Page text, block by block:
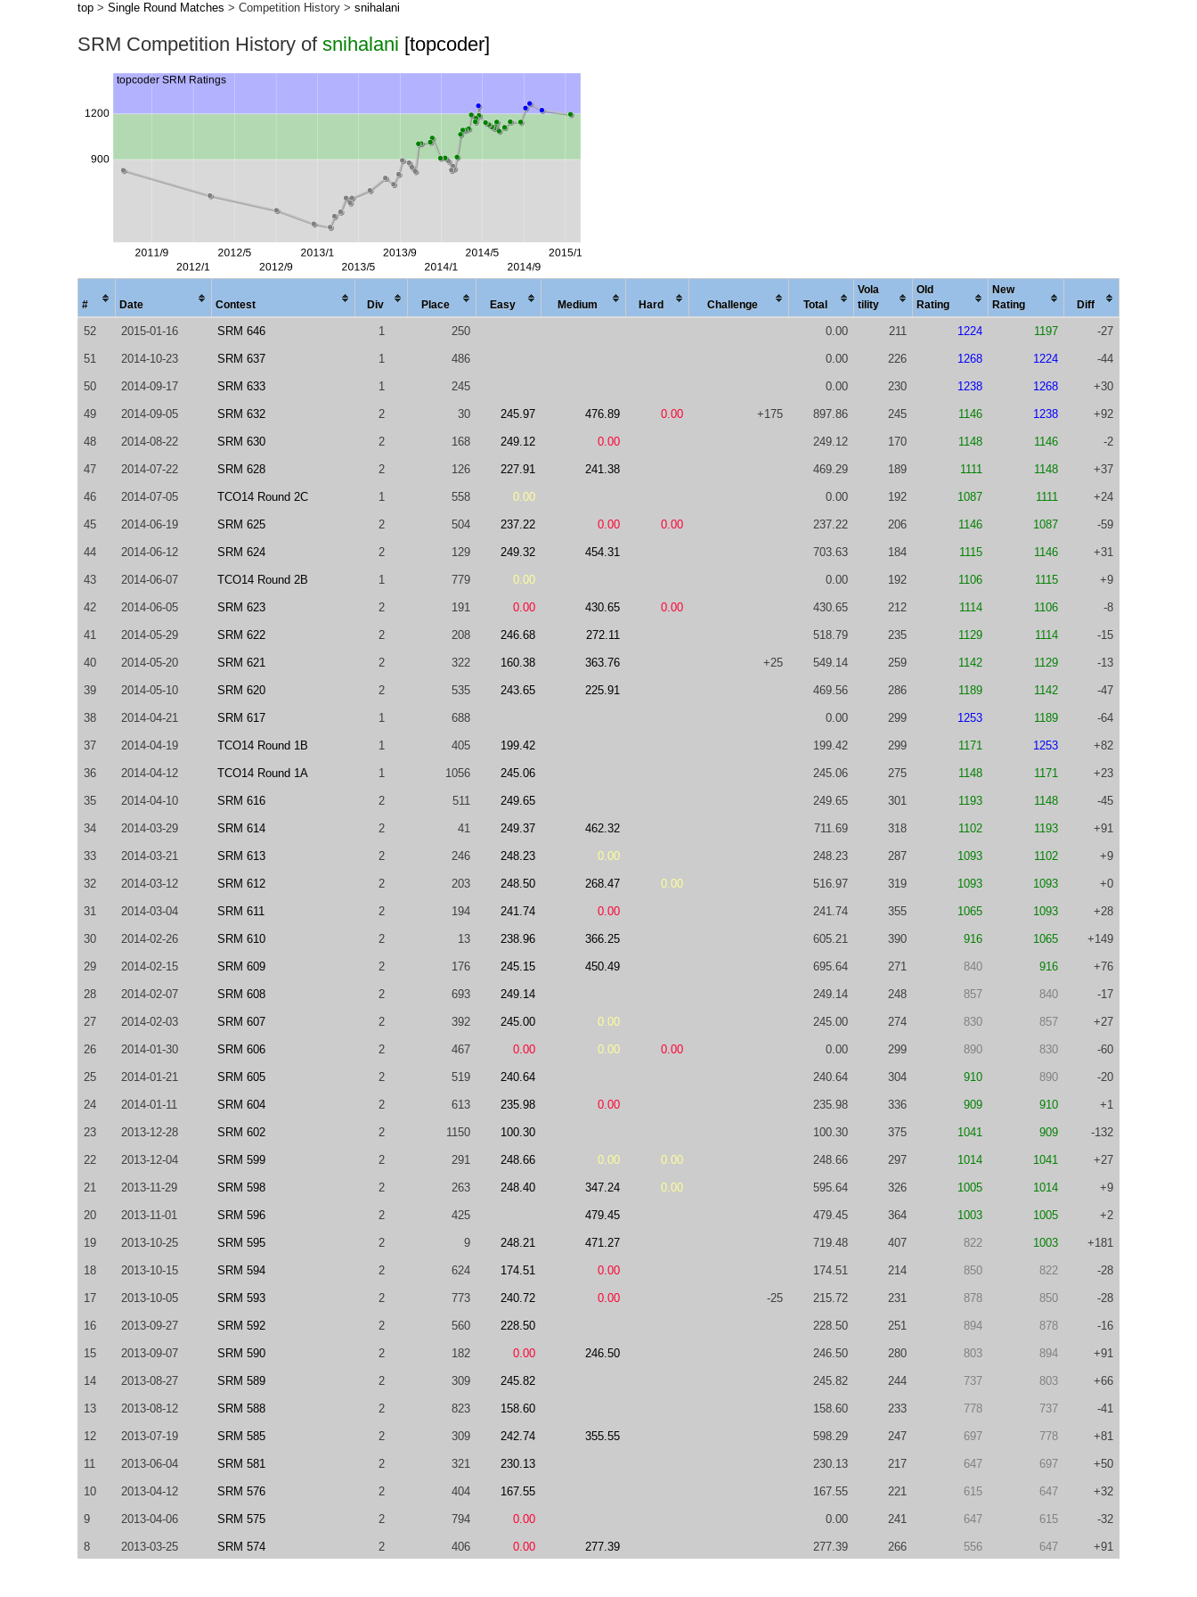
top > Single Round Matches > Competition History > snihalani
SRM Competition History of snihalani [topcoder]
# Date Contest Div Place Easy Medium Hard Chal lenge Total
Vola
tility
Old
Rating
New
Rating
Diff
52 2015-01-16 SRM 646 1 250 0.00 211 1224 1197 -27
51 2014-10-23 SRM 637 1 486 0.00 226 1268 1224 -44
50 2014-09-17 SRM 633 1 245 0.00 230 1238 1268 +30
49 2014-09-05 SRM 632 2 30 245.97 476.89 0.00 +175 897.86 245 1146 1238 +92
48 2014-08-22 SRM 630 2 168 249.12 0.00 249.12 170 1148 1146 -2
47 2014-07-22 SRM 628 2 126 227.91 241.38 469.29 189 1111 1148 +37
46 2014-07-05 TCO14 Round 2C 1 558 0.00 0.00 192 1087 1111 +24
45 2014-06-19 SRM 625 2 504 237.22 0.00 0.00 237.22 206 1146 1087 -59
44 2014-06-12 SRM 624 2 129 249.32 454.31 703.63 184 1115 1146 +31
43 2014-06-07 TCO14 Round 2B 1 779 0.00 0.00 192 1106 1115 +9
42 2014-06-05 SRM 623 2 191 0.00 430.65 0.00 430.65 212 1114 1106 -8
41 2014-05-29 SRM 622 2 208 246.68 272.11 518.79 235 1129 1114 -15
40 2014-05-20 SRM 621 2 322 160.38 363.76 +25 549.14 259 1142 1129 -13
39 2014-05-10 SRM 620 2 535 243.65 225.91 469.56 286 1189 1142 -47
38 2014-04-21 SRM 617 1 688 0.00 299 1253 1189 -64
37 2014-04-19 TCO14 Round 1B 1 405 199.42 199.42 299 1171 1253 +82
36 2014-04-12 TCO14 Round 1A 1 1056 245.06 245.06 275 1148 1171 +23
35 2014-04-10 SRM 616 2 511 249.65 249.65 301 1193 1148 -45
34 2014-03-29 SRM 614 2 41 249.37 462.32 711.69 318 1102 1193 +91
33 2014-03-21 SRM 613 2 246 248.23 0.00 248.23 287 1093 1102 +9
32 2014-03-12 SRM 612 2 203 248.50 268.47 0.00 516.97 319 1093 1093 +0
31 2014-03-04 SRM 611 2 194 241.74 0.00 241.74 355 1065 1093 +28
30 2014-02-26 SRM 610 2 13 238.96 366.25 605.21 390 916 1065 +149
29 2014-02-15 SRM 609 2 176 245.15 450.49 695.64 271 840 916 +76
28 2014-02-07 SRM 608 2 693 249.14 249.14 248 857 840 -17
27 2014-02-03 SRM 607 2 392 245.00 0.00 245.00 274 830 857 +27
26 2014-01-30 SRM 606 2 467 0.00 0.00 0.00 0.00 299 890 830 -60
25 2014-01-21 SRM 605 2 519 240.64 240.64 304 910 890 -20
24 2014-01-11 SRM 604 2 613 235.98 0.00 235.98 336 909 910 +1
23 2013-12-28 SRM 602 2 1150 100.30 100.30 375 1041 909 -132
22 2013-12-04 SRM 599 2 291 248.66 0.00 0.00 248.66 297 1014 1041 +27
21 2013-11-29 SRM 598 2 263 248.40 347.24 0.00 595.64 326 1005 1014 +9
20 2013-11-01 SRM 596 2 425 479.45 479.45 364 1003 1005 +2
19 2013-10-25 SRM 595 2 9 248.21 471.27 719.48 407 822 1003 +181
18 2013-10-15 SRM 594 2 624 174.51 0.00 174.51 214 850 822 -28
17 2013-10-05 SRM 593 2 773 240.72 0.00 -25 215.72 231 878 850 -28
16 2013-09-27 SRM 592 2 560 228.50 228.50 251 894 878 -16
15 2013-09-07 SRM 590 2 182 0.00 246.50 246.50 280 803 894 +91
14 2013-08-27 SRM 589 2 309 245.82 245.82 244 737 803 +66
13 2013-08-12 SRM 588 2 823 158.60 158.60 233 778 737 -41
12 2013-07-19 SRM 585 2 309 242.74 355.55 598.29 247 697 778 +81
11 2013-06-04 SRM 581 2 321 230.13 230.13 217 647 697 +50
10 2013-04-12 SRM 576 2 404 167.55 167.55 221 615 647 +32
9 2013-04-06 SRM 575 2 794 0.00 0.00 241 647 615 -32
8 2013-03-25 SRM 574 2 406 0.00 277.39 277.39 266 556 647 +91